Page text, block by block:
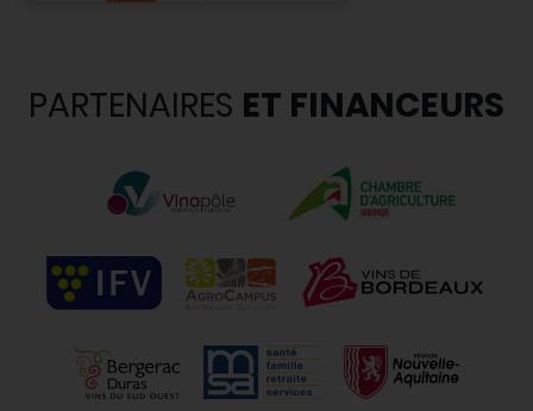
PARTENAIRES ET FINANCEURS